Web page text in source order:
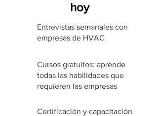
hoy
Entrevistas semanales con
empresas de HVAC
Cursos gratuitos: aprende
todas las habilidades que
requieren las empresas
Certificación y capacitación